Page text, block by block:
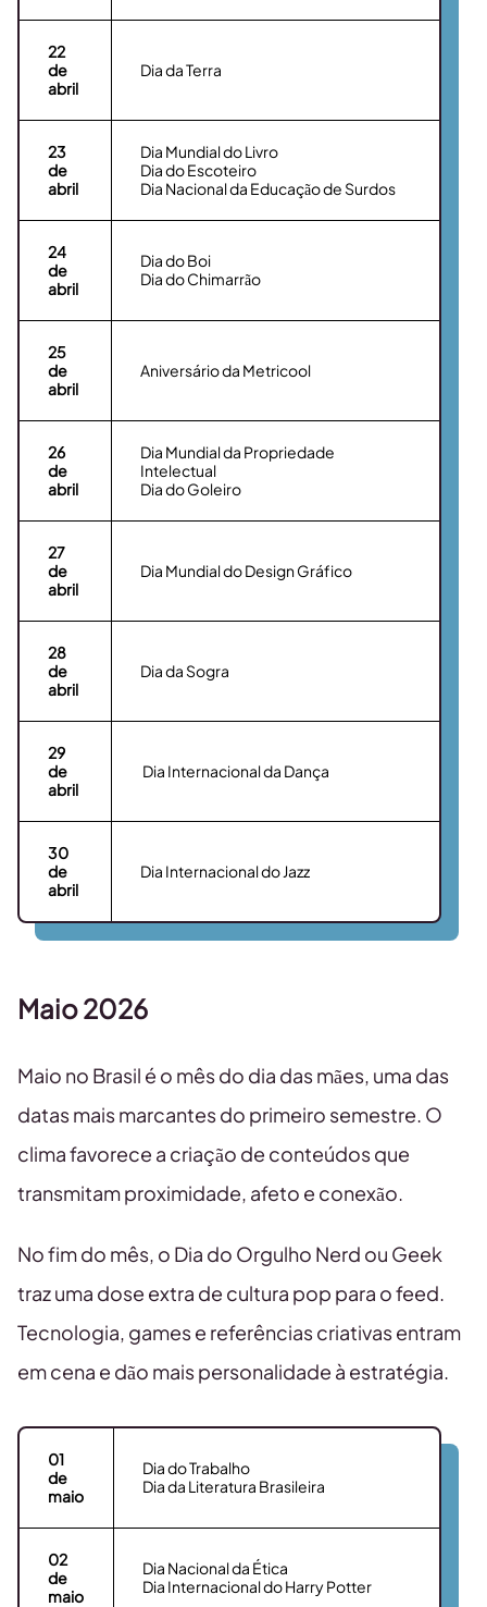
22
de
abril
Dia da Terra
23
de
abril
Dia Mundial do Livro
Dia do Escoteiro
Dia Nacional da Educação de Surdos
24
de
abril
Dia do Boi
Dia do Chimarrão
25
de
abril
Aniversário da Metricool
26
de
abril
Dia Mundial da Propriedade
Intelectual
Dia do Goleiro
27
de
abril
Dia Mundial do Design Gráfico
28
de
abril
Dia da Sogra
29
de
abril
Dia Internacional da Dança
30
de
abril
Dia Internacional do Jazz
Maio 2026
Maio no Brasil é o mês do dia das mães, uma das
datas mais marcantes do primeiro semestre. O
clima favorece a criação de conteúdos que
transmitam proximidade, afeto e conexão.
No fim do mês, o Dia do Orgulho Nerd ou Geek
traz uma dose extra de cultura pop para o feed.
Tecnologia, games e referências criativas entram
em cena e dão mais personalidade à estratégia.
01
de
maio
Dia do Trabalho
Dia da Literatura Brasileira
02
de
maio
Dia Nacional da Ética
Dia Internacional do Harry Potter